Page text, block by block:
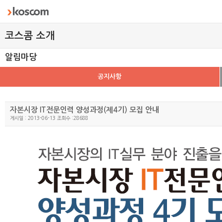
코스콤 소개
알림마당
공지사항
자본시장 IT전문인력 양성과정(제4기) 모집 안내
게시일 : 2013-06-13 조회수 :28688